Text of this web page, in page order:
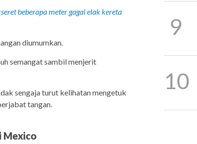
beberapa meter gagal elak kereta
diumumkan.
semangat sambil menjerit
sengaja turut kelihatan mengetuk
tangan.
Mexico
9
10